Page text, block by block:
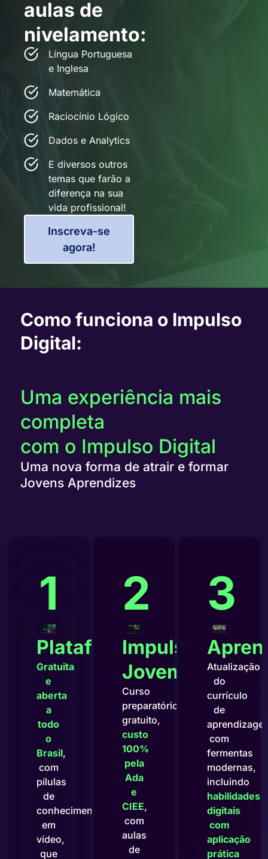
aulas de
nivelamento:
Língua Portuguesa
e Inglesa
Matemática
Raciocínio Lógico
Dados e Analytics
E diversos outros
temas que farão a
diferença na sua
vida profissional!
Inscreva-se
agora!
Como funciona o Impulso
Digital:
Uma experiência mais
completa
com o Impulso Digital
Uma nova forma de atrair e formar
Jovens Aprendizes
1
Plataforma
Gratuita
e
aberta
a
todo
o
Brasil,
com
pílulas
de
conhecimento,
em
vídeo,
que
2
Impulso
Jovem
Curso
preparatório
gratuito,
custo
100%
pela
Ada
e
CIEE,
com
aulas
de
3
Atualização
do
currículo
de
com
fermentas
modernas,
incluindo
habilidades
digitais
com
aplicação
prática